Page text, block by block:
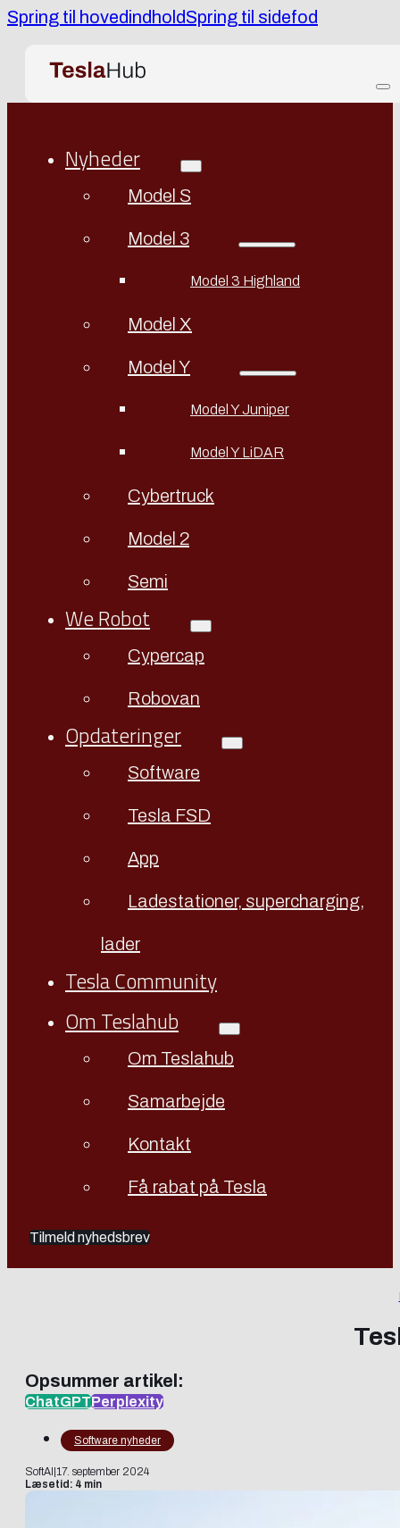
Spring til hovedindholdSpring til sidefod
Nyheder
Model S
Model 3
Model 3 Highland
Model X
Model Y
Model Y Juniper
Model Y LiDAR
Cybertruck
Model 2
Semi
We Robot
Cypercap
Robovan
Opdateringer
Software
Tesla FSD
App
Ladestationer, supercharging,
lader
Tesla Community
Om Teslahub
Om Teslahub
Samarbejde
Kontakt
Få rabat på Tesla
Tilmeld nyhedsbrev
Opsummer artikel:
ChatGPTPerplexity
Software nyheder
SoftAI 17. september 2024
Læsetid: 4 min